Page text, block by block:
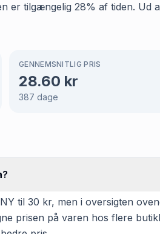
er tilgængelig 28% af tiden.
GENNEMSNITLIG PRIS
28.60 kr
387 dage
til 30 kr, men i oversigten
prisen på varen hos flere